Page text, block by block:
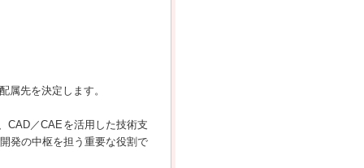
属先を決定します。
CAD／CAEを活用した技術支
発の中枢を担う重要な役割で